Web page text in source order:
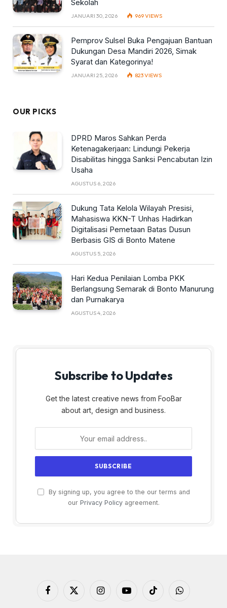
Sekolah
JANUARI 30, 2026 969VIEWS
Pemprov Sulsel Buka Pengajuan Bantuan
Dukungan Desa Mandiri 2026, Simak
Syarat dan Kategorinya!
JANUARI 25, 2026 823VIEWS
OUR PICKS
DPRD Maros Sahkan Perda
Ketenagakerjaan: Lindungi Pekerja
Disabilitas hingga Sanksi Pencabutan Izin
Usaha
AGUSTUS 6, 2026
Dukung Tata Kelola Wilayah Presisi,
Mahasiswa KKN-T Unhas Hadirkan
Digitalisasi Pemetaan Batas Dusun
Berbasis GIS di Bonto Matene
AGUSTUS 5, 2026
Hari Kedua Penilaian Lomba PKK
Berlangsung Semarak di Bonto Manurung
dan Purnakarya
AGUSTUS 4, 2026
Subscribe to Updates
Get the latest creative news from FooBar
about art, design and business.
By signing up, you agree to the our terms and
our Privacy Policyagreement.
Facebook
X
InstagramYouTubeTikTok WhatsApp